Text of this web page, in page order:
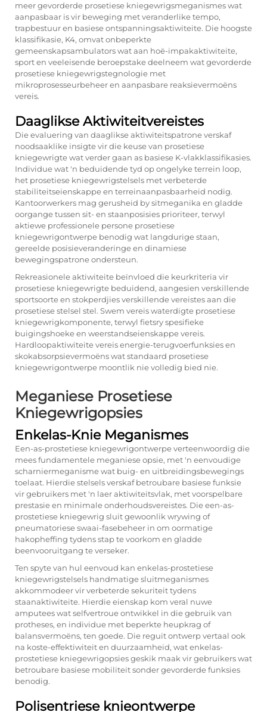
meer gevorderde prosetiese kniegewrigsmeganismes wat
aanpasbaar is vir beweging met veranderlike tempo,
trapbestuur en basiese ontspanningsaktiwiteite. Die hoogste
klassifikasie, K4, omvat onbeperkte
gemeenskapsambulators wat aan hoë-impakaktiwiteite,
sport en veeleisende beroepstake deelneem wat gevorderde
prosetiese kniegewrigstegnologie met
mikroprosesseurbeheer en aanpasbare reaksievermoëns
vereis.
Daaglikse Aktiwiteitvereistes
Die evaluering van daaglikse aktiwiteitspatrone verskaf
noodsaaklike insigte vir die keuse van prosetiese
kniegewrigte wat verder gaan as basiese K-vlakklassifikasies.
Individue wat 'n beduidende tyd op ongelyke terrein loop,
het prosetiese kniegewrigstelsels met verbeterde
stabiliteitseienskappe en terreinaanpasbaarheid nodig.
Kantoorwerkers mag gerusheid by sitmeganika en gladde
oorgange tussen sit- en staanposisies prioriteer, terwyl
aktiewe professionele persone prosetiese
kniegewrigontwerpe benodig wat langdurige staan,
gereelde posisieveranderinge en dinamiese
bewegingspatrone ondersteun.
Rekreasionele aktiwiteite beïnvloed die keurkriteria vir
prosetiese kniegewrigte beduidend, aangesien verskillende
sportsoorte en stokperdjies verskillende vereistes aan die
prosetiese stelsel stel. Swem vereis waterdigte prosetiese
kniegewrigkomponente, terwyl fietsry spesifieke
buigingshoeke en weerstandseienskappe vereis.
Hardloopaktiwiteite vereis energie-terugvoerfunksies en
skokabsorpsievermoëns wat standaard prosetiese
kniegewrigontwerpe moontlik nie volledig bied nie.
Meganiese Prosetiese
Kniegewrigopsies
Enkelas-Knie Meganismes
Een-as-prostetiese kniegewrigontwerpe verteenwoordig die
mees fundamentele meganiese opsie, met 'n eenvoudige
scharniermeganisme wat buig- en uitbreidingsbewegings
toelaat. Hierdie stelsels verskaf betroubare basiese funksie
vir gebruikers met 'n laer aktiwiteitsvlak, met voorspelbare
prestasie en minimale onderhoudsvereistes. Die een-as-
prostetiese kniegewrig sluit gewoonlik wrywing of
pneumatoriese swaai-fasebeheer in om oormatige
hakopheffing tydens stap te voorkom en gladde
beenvooruitgang te verseker.
Ten spyte van hul eenvoud kan enkelas-prostetiese
kniegewrigstelsels handmatige sluitmeganismes
akkommodeer vir verbeterde sekuriteit tydens
staanaktiwiteite. Hierdie eienskap kom veral nuwe
amputees wat selfvertroue ontwikkel in die gebruik van
protheses, en individue met beperkte heupkrag of
balansvermoëns, ten goede. Die reguit ontwerp vertaal ook
na koste-effektiwiteit en duurzaamheid, wat enkelas-
prostetiese kniegewrigopsies geskik maak vir gebruikers wat
betroubare basiese mobiliteit sonder gevorderde funksies
benodig.
Polisentriese knieontwerpe